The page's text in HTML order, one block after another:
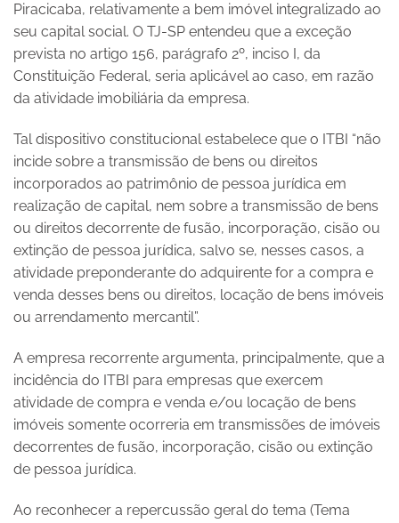
Piracicaba, relativamente a bem imóvel integralizado ao
seu capital social. O TJ-SP entendeu que a exceção
prevista no artigo 156, parágrafo 2º, inciso I, da
Constituição Federal, seria aplicável ao caso, em razão
da atividade imobiliária da empresa.
Tal dispositivo constitucional estabelece que o ITBI “não
incide sobre a transmissão de bens ou direitos
incorporados ao patrimônio de pessoa jurídica em
realização de capital, nem sobre a transmissão de bens
ou direitos decorrente de fusão, incorporação, cisão ou
extinção de pessoa jurídica, salvo se, nesses casos, a
atividade preponderante do adquirente for a compra e
venda desses bens ou direitos, locação de bens imóveis
ou arrendamento mercantil”.
A empresa recorrente argumenta, principalmente, que a
incidência do ITBI para empresas que exercem
atividade de compra e venda e/ou locação de bens
imóveis somente ocorreria em transmissões de imóveis
decorrentes de fusão, incorporação, cisão ou extinção
de pessoa jurídica.
Ao reconhecer a repercussão geral do tema (Tema